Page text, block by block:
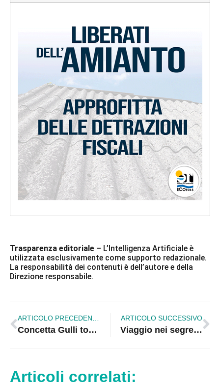
Trasparenza editoriale – L’Intelligenza Artificiale è
utilizzata esclusivamente come supporto redazionale.
La responsabilità dei contenuti è dell’autore e della
Direzione responsabile.
Concetta Gulli torna alla guida dell’Ufficio scolastico provinciale
ARTICOLO SUCCESSIVO
Viaggio nei segreti del DNA: il genetista Giuseppe Novelli a Corigliano-Rossano per “Il Maggio dei Libri”
Articoli correlati: